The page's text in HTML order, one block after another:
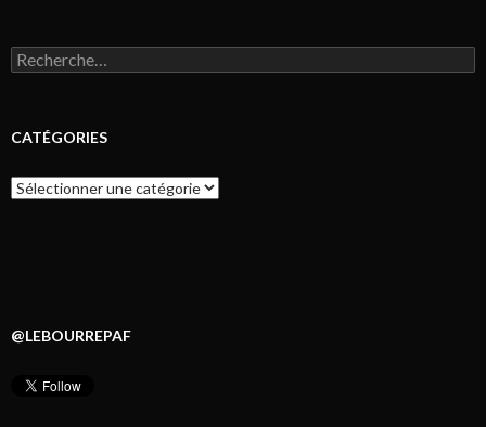
Rechercher :
CATÉGORIES
Catégories
@LEBOURREPAF